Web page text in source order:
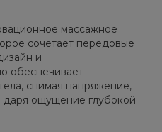
массажное
сочетает передовые
и
обеспечивает
снимая напряжение,
ощущение глубокой